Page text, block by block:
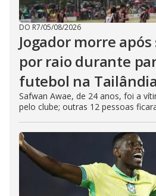
DO R7/05/08/2026
Jogador morre
por raio durante
futebol na Tailândia
Safwan Awae, de 24 anos, foi a
pelo clube; outras 12 pessoas